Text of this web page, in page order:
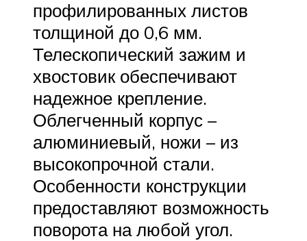
профилированных листов
толщиной до 0,6 мм.
Телескопический зажим и
хвостовик обеспечивают
надежное крепление.
Облегченный корпус –
алюминиевый, ножи – из
высокопрочной стали.
Особенности конструкции
предоставляют возможность
поворота на любой угол.